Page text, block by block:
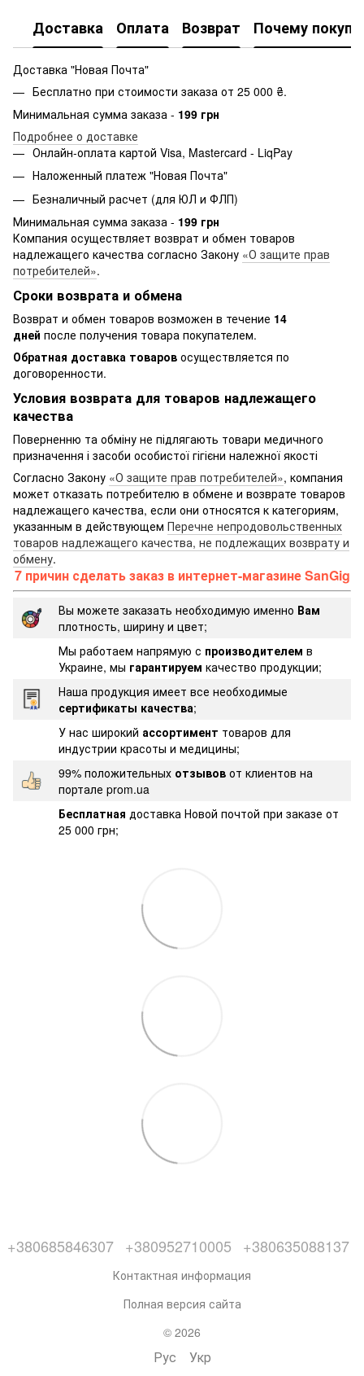
Доставка Оплата Возврат Почему
Доставка "Новая Почта"
Бесплатно при стоимости заказа от 25 000 ₴.
Минимальная сумма заказа - 199 грн
Подробнее о доставке
Онлайн-оплата картой Visa, Mastercard - LiqPay
Наложенный платеж "Новая Почта"
Безналичный расчет (для ЮЛ и ФЛП)
Минимальная сумма заказа - 199 грн
Компания осуществляет возврат и обмен товаров
надлежащего качества согласно Закону «О защите прав
потребителей».
Сроки возврата и обмена
Возврат и обмен товаров возможен в течение 14
дней после получения товара покупателем.
Обратная доставка товаров осуществляется по
договоренности.
Условия возврата для товаров надлежащего
качества
Поверненню та обміну не підлягають товари медичного
призначення і засоби особистої гігієни належної якості
Согласно Закону «О защите прав потребителей», компания
может отказать потребителю в обмене и возврате товаров
надлежащего качества, если они относятся к категориям,
указанным в действующем Перечне непродовольственных
товаров надлежащего качества, не подлежащих возврату и
обмену.
7 причин сделать заказ в интернет-магазине SanGig
Вы можете заказать необходимую именно Вам
плотность, ширину и цвет;
Мы работаем напрямую с производителем в
Украине, мы гарантируем качество продукции;
Наша продукция имеет все необходимые
сертификаты качества;
У нас широкий ассортимент товаров для
индустрии красоты и медицины;
99% положительных отзывов от клиентов на
портале prom.ua
Бесплатная доставка Новой почтой при заказе от
25 000 грн;
+380685846307 +380952710005 +380635088137
Контактная информация
Полная версия сайта
© 2026
Рус Укр